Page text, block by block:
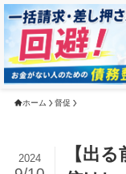
【返済がお得に
ホーム 督促
【出
2024